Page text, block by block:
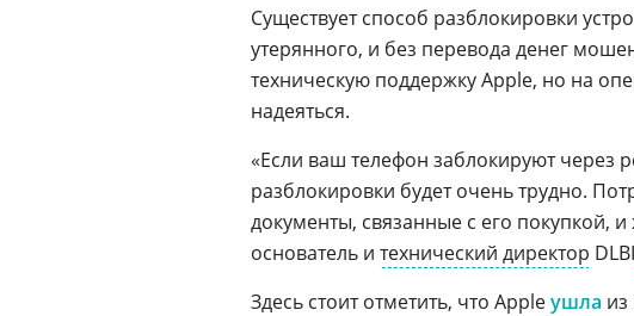
Существует способ разблокировки
утерянного, и без перевода денег
техническую поддержку Apple, но на
надеяться.
«Если ваш телефон заблокируют через
разблокировки будет очень трудно.
документы, связанные с его покупкой,
основатель и технический директор DLBI
Здесь стоит отметить, что Appleушла из